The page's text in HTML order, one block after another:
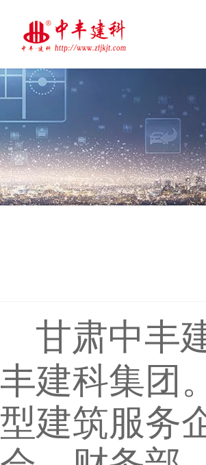
甘肃中丰
丰建科集团
型建筑服务